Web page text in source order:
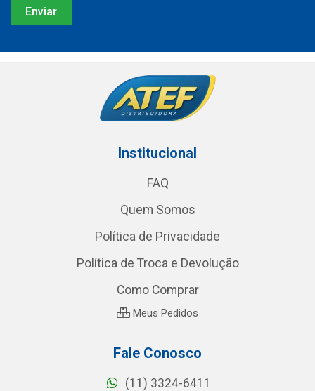
Institucional
FAQ
Quem Somos
Política de Privacidade
Política de Troca e Devolução
Como Comprar
Meus Pedidos
Fale Conosco
(11) 3324-6411